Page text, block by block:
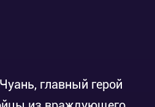
главный герой